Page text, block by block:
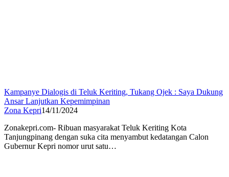
Kampanye Dialogis di Teluk Keriting, Tukang Ojek : Saya Dukung
Ansar Lanjutkan Kepemimpinan
Zona Kepri14/11/2024
Zonakepri.com- Ribuan masyarakat Teluk Keriting Kota
Tanjungpinang dengan suka cita menyambut kedatangan Calon
Gubernur Kepri nomor urut satu…